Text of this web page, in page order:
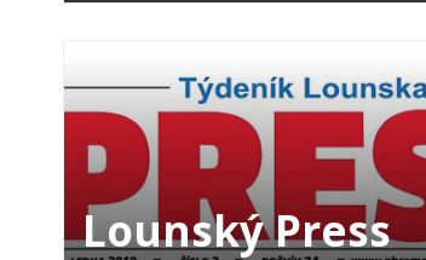
Lounský Press